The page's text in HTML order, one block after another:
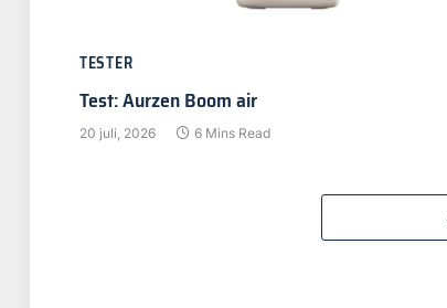
TESTER
Test: Aurzen Boom air
20 juli, 2026 6 Mins Read